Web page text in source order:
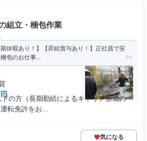
組立・梱包作業
期休暇あり！】【昇給賞与あり！】正社員で安
包のお仕事...
の方（長期勤続によるキャリア形成の
転免許をお...
気になる